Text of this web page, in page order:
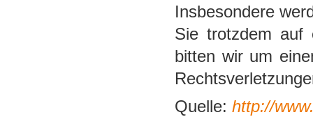
Insbesondere
Sie trotzdem auf
bitten wir um
Quelle: http://